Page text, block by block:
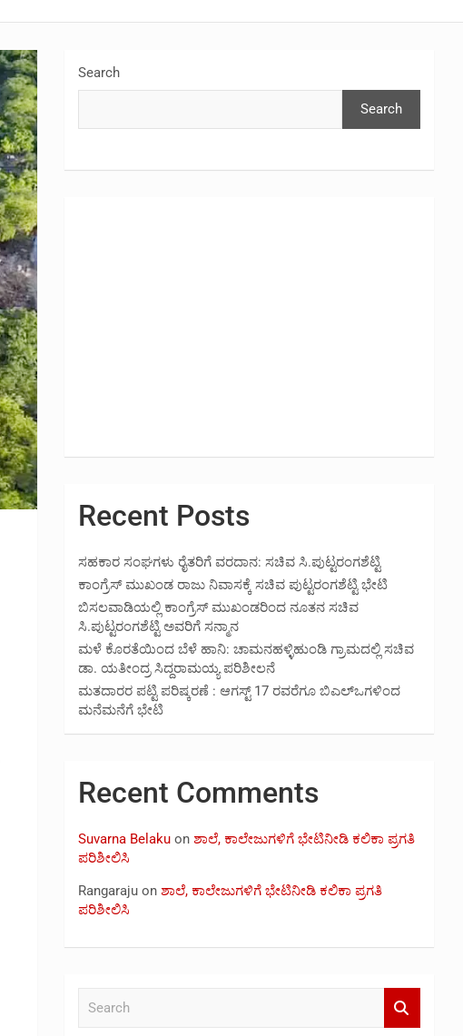
Search
Search
Recent Posts
ಸಹಕಾರ ಸಂಘಗಳು ರೈತರಿಗೆ ವರದಾನ: ಸಚಿವ ಸಿ.ಪುಟ್ಟರಂಗಶೆಟ್ಟಿ
ಕಾಂಗ್ರೆಸ್ ಮುಖಂಡ ರಾಜು ನಿವಾಸಕ್ಕೆ ಸಚಿವ ಪುಟ್ಟರಂಗಶೆಟ್ಟಿ ಭೇಟಿ
ಬಿಸಲವಾಡಿಯಲ್ಲಿ ಕಾಂಗ್ರೆಸ್ ಮುಖಂಡರಿಂದ ನೂತನ ಸಚಿವ
ಸಿ.ಪುಟ್ಟರಂಗಶೆಟ್ಟಿ ಅವರಿಗೆ ಸನ್ಮಾನ
ಮಳೆ ಕೊರತೆಯಿಂದ ಬೆಳೆ ಹಾನಿ: ಚಾಮನಹಳ್ಳಿಹುಂಡಿ ಗ್ರಾಮದಲ್ಲಿ ಸಚಿವ
ಡಾ. ಯತೀಂದ್ರ ಸಿದ್ದರಾಮಯ್ಯ ಪರಿಶೀಲನೆ
ಮತದಾರರ ಪಟ್ಟಿ ಪರಿಷ್ಕರಣೆ : ಆಗಸ್ಟ್ 17 ರವರೆಗೂ ಬಿಎಲ್‍ಒಗಳಿಂದ
ಮನೆಮನೆಗೆ ಭೇಟಿ
Recent Comments
Suvarna Belaku on ಶಾಲೆ, ಕಾಲೇಜುಗಳಿಗೆ ಭೇಟಿನೀಡಿ ಕಲಿಕಾ ಪ್ರಗತಿ
ಪರಿಶೀಲಿಸಿ
Rangaraju on ಶಾಲೆ, ಕಾಲೇಜುಗಳಿಗೆ ಭೇಟಿನೀಡಿ ಕಲಿಕಾ ಪ್ರಗತಿ
ಪರಿಶೀಲಿಸಿ